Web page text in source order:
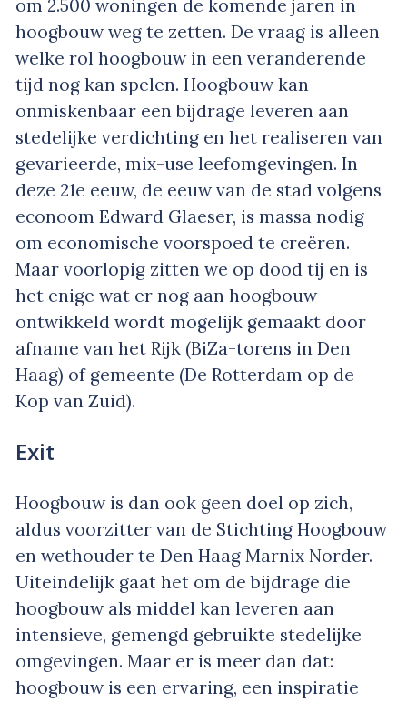
om 2.500 woningen de komende jaren in
hoogbouw weg te zetten. De vraag is alleen
welke rol hoogbouw in een veranderende
tijd nog kan spelen. Hoogbouw kan
onmiskenbaar een bijdrage leveren aan
stedelijke verdichting en het realiseren van
gevarieerde, mix-use leefomgevingen. In
deze 21e eeuw, de eeuw van de stad volgens
econoom Edward Glaeser, is massa nodig
om economische voorspoed te creëren.
Maar voorlopig zitten we op dood tij en is
het enige wat er nog aan hoogbouw
ontwikkeld wordt mogelijk gemaakt door
afname van het Rijk (BiZa-torens in Den
Haag) of gemeente (De Rotterdam op de
Kop van Zuid).
Exit
Hoogbouw is dan ook geen doel op zich,
aldus voorzitter van de Stichting Hoogbouw
en wethouder te Den Haag Marnix Norder.
Uiteindelijk gaat het om de bijdrage die
hoogbouw als middel kan leveren aan
intensieve, gemengd gebruikte stedelijke
omgevingen. Maar er is meer dan dat:
hoogbouw is een ervaring, een inspiratie